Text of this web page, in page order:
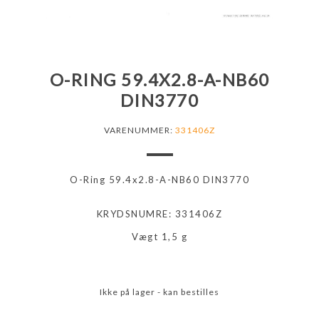
O-RING 59.4X2.8-A-NB60
DIN3770
VARENUMMER: 331406Z
O-Ring 59.4x2.8-A-NB60 DIN3770
KRYDSNUMRE: 331406Z
Vægt 1,5 g
Ikke på lager - kan bestilles